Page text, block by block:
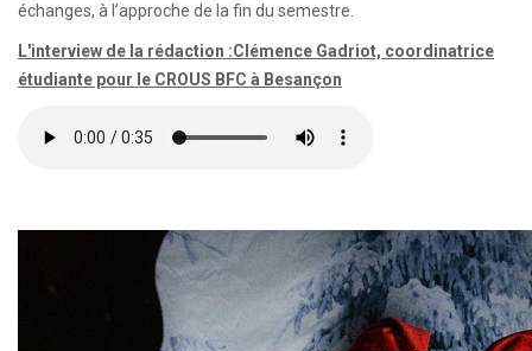
échanges, à l’approche de la fin du semestre.
L'interview de la rédaction :Clémence Gadriot, coordinatrice
étudiante pour le CROUS BFC à Besançon